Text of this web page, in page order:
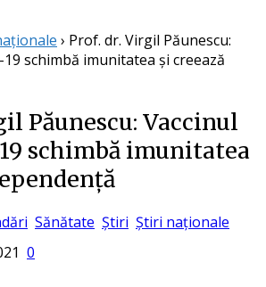
› Prof. dr. Virgil Păunescu:
schimbă imunitatea și creează
Păunescu: Vaccinul
schimbă imunitatea
Sănătate Știri Știri naționale
0